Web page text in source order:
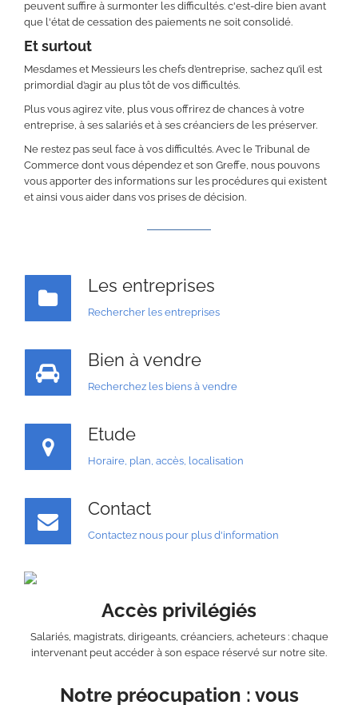
peuvent suffire à surmonter les difficultés. c'est-dire bien avant
que l'état de cessation des paiements ne soit consolidé.
Et surtout
Mesdames et Messieurs les chefs d’entreprise, sachez qu’il est
primordial d’agir au plus tôt de vos difficultés.
Plus vous agirez vite, plus vous offrirez de chances à votre
entreprise, à ses salariés et à ses créanciers de les préserver.
Ne restez pas seul face à vos difficultés. Avec le Tribunal de
Commerce dont vous dépendez et son Greffe, nous pouvons
vous apporter des informations sur les procédures qui existent
et ainsi vous aider dans vos prises de décision.
Les entreprises
Rechercher les entreprises
Bien à vendre
Recherchez les biens à vendre
Etude
Horaire, plan, accès, localisation
Contact
Contactez nous pour plus d'information
Accès privilégiés
Salariés, magistrats, dirigeants, créanciers, acheteurs : chaque
intervenant peut accéder à son espace réservé sur notre site.
Notre préocupation : vous